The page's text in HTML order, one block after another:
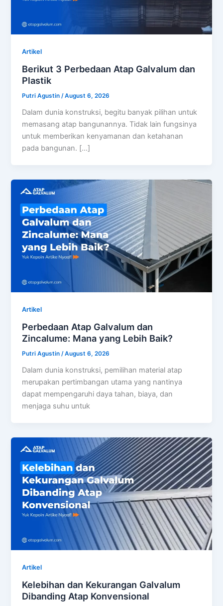
Artikel
Berikut 3 Perbedaan Atap Galvalum dan
Plastik
Putri Agustin /August 6, 2026
Dalam dunia konstruksi, begitu banyak pilihan untuk
memasang atap bangunannya. Tidak lain fungsinya
untuk memberikan kenyamanan dan ketahanan
pada bangunan. […]
Artikel
Perbedaan Atap Galvalum dan
Zincalume: Mana yang Lebih Baik?
Putri Agustin/August 6, 2026
Dalam dunia konstruksi, pemilihan material atap
merupakan pertimbangan utama yang nantinya
dapat mempengaruhi daya tahan, biaya, dan
menjaga suhu untuk
Artikel
Kelebihan dan Kekurangan Galvalum
Dibanding Atap Konvensional